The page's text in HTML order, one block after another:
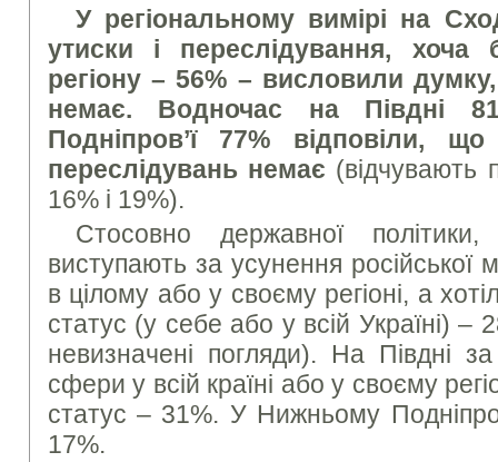
У регіональному вимірі на
утиски і переслідування, хоча
регіону – 56% – висловили
немає. Водночас на Півдні
Подніпров’ї 77% відповіли,
переслідувань немає (відчувають
16% і 19%).
Стосовно державної
виступають за усунення російської
в цілому або у своєму регіоні, а
статус (у себе або у всій Україні)
невизначені погляди). На Півдні
сфери у всій країні або у своєму
статус – 31%. У Нижньому
17%.